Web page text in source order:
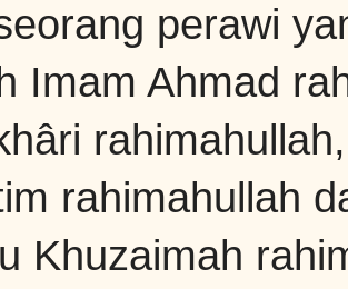
perawi
Imam Ahmad
rahimahullah
Khuzaimah